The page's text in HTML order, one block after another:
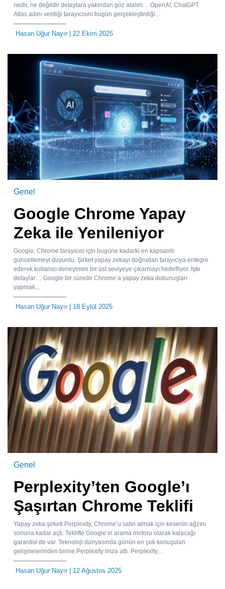
nedir, ne değildir detaylara yakından göz atalım… OpenAI, ChatGPT
Atlas adını verdiği tarayıcısını bugün gerçekleştirdiği...
Hasan Uğur Nayır| 22 Ekim 2025
Genel
Google Chrome Yapay
Zeka ile Yenileniyor
Google, Chrome tarayıcısı için bugüne kadarki en kapsamlı
güncellemeyi duyurdu. Şirket yapay zekayı doğrudan tarayıcıya entegre
ederek kullanıcı deneyimini bir üst seviyeye çıkarmayı hedefliyor. İşte
detaylar… Google bir süredir Chrome’a yapay zeka dokunuşları
yapmak...
Hasan Uğur Nayır| 18 Eylül 2025
Genel
Perplexity’ten Google’ı
Şaşırtan Chrome Teklifi
Yapay zeka şirketi Perplexity, Chrome’u satın almak için kesenin ağzını
sonuna kadar açtı. Teklifte Google’ın arama motoru olarak kalacağı
garantisi de var. Teknoloji dünyasında günün en çok konuşulan
gelişmelerinden birine Perplexity imza attı. Perplexity,...
Hasan Uğur Nayır| 12 Ağustos 2025